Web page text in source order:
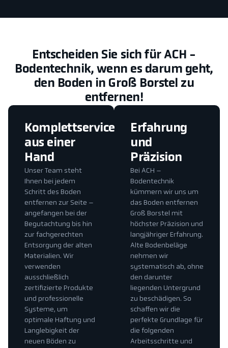
Entscheiden Sie sich für ACH -
Bodentechnik, wenn es darum geht,
den Boden in Groß Borstel zu
entfernen!
Erfahrung
und
Präzision
Bei ACH –
Bodentechnik
kümmern wir uns um
das Boden entfernen
Groß Borstel mit
höchster Präzision und
langjähriger Erfahrung.
Alte Bodenbeläge
nehmen wir
systematisch ab, ohne
den darunter
liegenden Untergrund
zu beschädigen. So
schaffen wir die
perfekte Grundlage für
die folgenden
Arbeitsschritte und
Komplettservice
aus einer
Hand
Unser Team steht
Ihnen bei jedem
Schritt des Boden
entfernen zur Seite –
angefangen bei der
Begutachtung bis hin
zur fachgerechten
Entsorgung der alten
Materialien. Wir
verwenden
ausschließlich
zertifizierte Produkte
und professionelle
Systeme, um
optimale Haftung und
Langlebigkeit der
neuen Böden zu